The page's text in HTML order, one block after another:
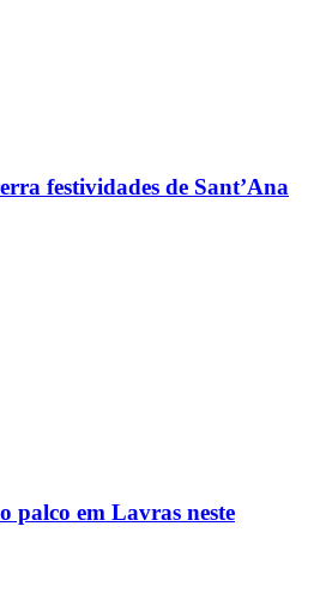
festividades de Sant’Ana
palco em Lavras neste